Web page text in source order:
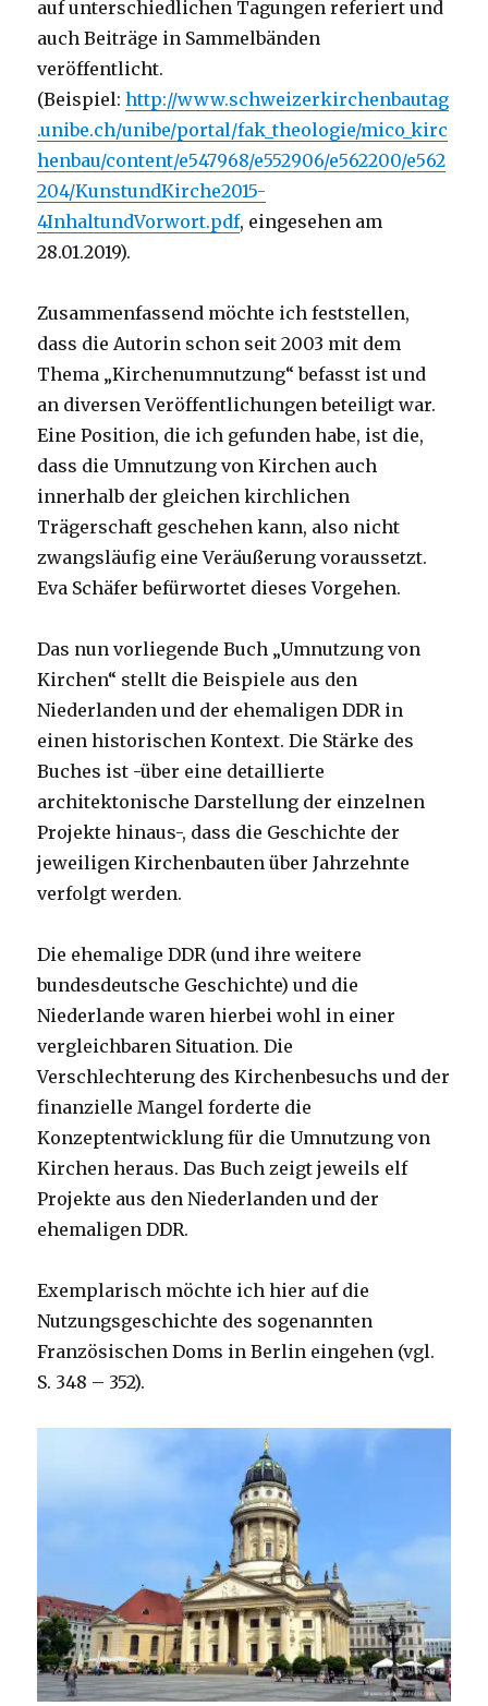
auf unterschiedlichen Tagungen referiert und
auch Beiträge in Sammelbänden
veröffentlicht.
(Beispiel:http://www.schweizerkirchenbautag
.unibe.ch/unibe/portal/fak_theologie/mico_kirc
henbau/content/e547968/e552906/e562200/e562
204/KunstundKirche2015-
4InhaltundVorwort.pdf, eingesehen am
28.01.2019).
Zusammenfassend möchte ich feststellen,
dass die Autorin schon seit 2003 mit dem
Thema „Kirchenumnutzung“ befasst ist und
an diversen Veröffentlichungen beteiligt war.
Eine Position, die ich gefunden habe, ist die,
dass die Umnutzung von Kirchen auch
innerhalb der gleichen kirchlichen
Trägerschaft geschehen kann, also nicht
zwangsläufig eine Veräußerung voraussetzt.
Eva Schäfer befürwortet dieses Vorgehen.
Das nun vorliegende Buch „Umnutzung von
Kirchen“ stellt die Beispiele aus den
Niederlanden und der ehemaligen DDR in
einen historischen Kontext. Die Stärke des
Buches ist -über eine detaillierte
architektonische Darstellung der einzelnen
Projekte hinaus-, dass die Geschichte der
jeweiligen Kirchenbauten über Jahrzehnte
verfolgt werden.
Die ehemalige DDR (und ihre weitere
bundesdeutsche Geschichte) und die
Niederlande waren hierbei wohl in einer
vergleichbaren Situation. Die
Verschlechterung des Kirchenbesuchs und der
finanzielle Mangel forderte die
Konzeptentwicklung für die Umnutzung von
Kirchen heraus. Das Buch zeigt jeweils elf
Projekte aus den Niederlanden und der
ehemaligen DDR.
Exemplarisch möchte ich hier auf die
Nutzungsgeschichte des sogenannten
Französischen Doms in Berlin eingehen (vgl.
S. 348 – 352).